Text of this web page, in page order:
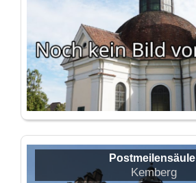
Postmeilensäule
Kemberg